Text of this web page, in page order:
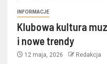
INFORMACJE
Klubowa kultura
i nowe trendy
12 maja, 2026 Redakcja